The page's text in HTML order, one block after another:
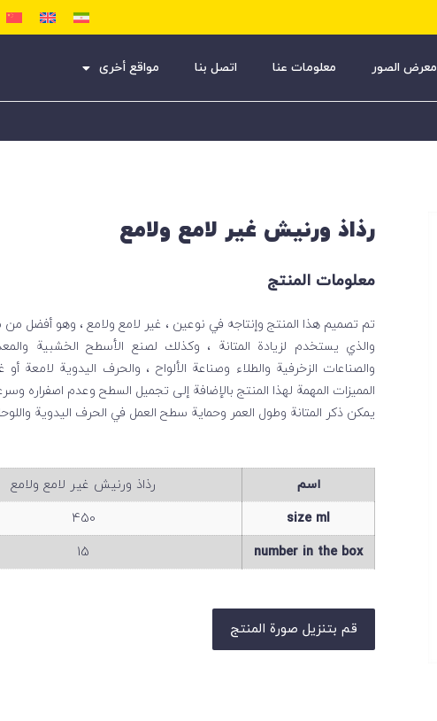
معرض الصور معلومات عنا اتصل بنا مواقع أخرى
رذاذ ورنيش غير لامع ولامع
معلومات المنتج
تم تصميم هذا المنتج وإنتاجه في نوعين ، غير لامع ولامع ، وهو أفضل من
والذي يستخدم لزيادة المتانة ، وكذلك لصنع الأسطح الخشبية
والصناعات الزخرفية والطلاء وصناعة الألواح ، والحرف اليدوية لامعة
المميزات المهمة لهذا المنتج بالإضافة إلى تجميل السطح وعدم اصفراره
يمكن ذكر المتانة وطول العمر وحماية سطح العمل في الحرف اليدوية
اسم
رذاذ ورنيش غير لامع ولامع
size ml
450
number in the box
15
قم بتنزيل صورة المنتج